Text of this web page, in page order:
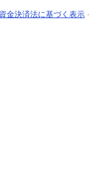
資金決済法に基づく表示 -